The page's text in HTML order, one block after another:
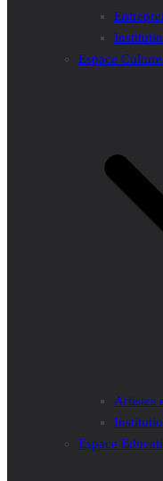
Espace
Artistes
Espace